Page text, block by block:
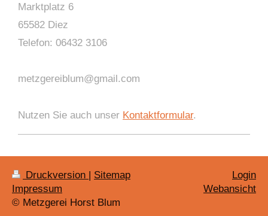
Marktplatz 6
65582 Diez
Telefon: 06432 3106
metzgereiblum@gmail.com
Nutzen Sie auch unser Kontaktformular.
Druckversion
Sitemap
Impressum
© Metzgerei Horst Blum
Login
Webansicht